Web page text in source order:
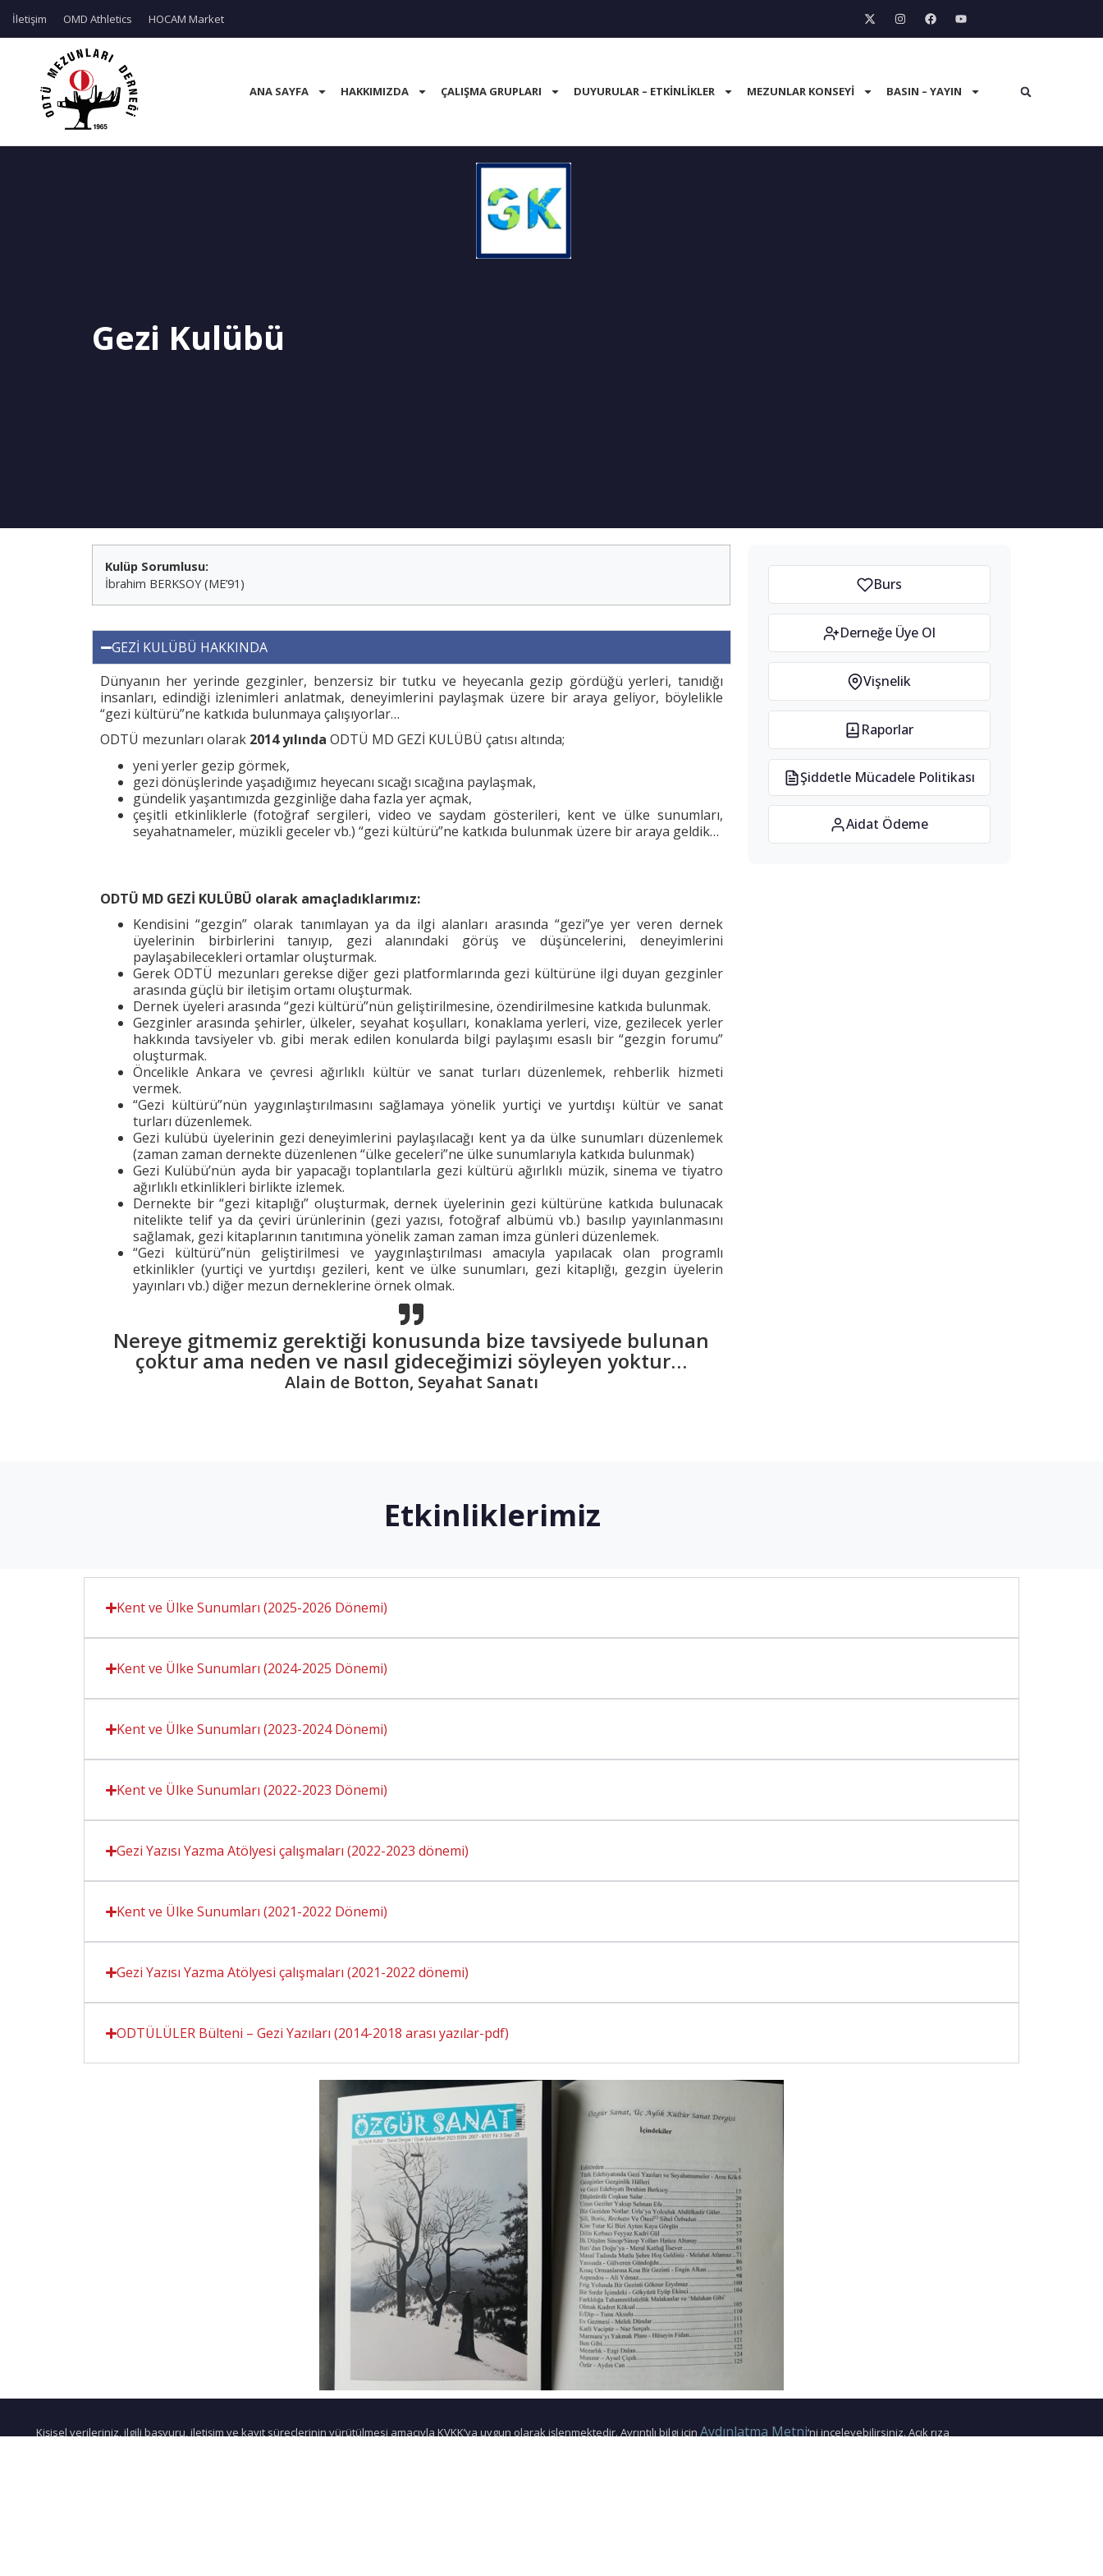
İletişim OMD Athletics HOCAM Market
ANA SAYFA HAKKIMIZDA ÇALIŞMA GRUPLARI DUYURULAR – ETKINLIKLER MEZUNLAR KONSEYI BASIN – YAYIN
Gezi Kulübü
Kulüp Sorumlusu:
İbrahim BERKSOY (ME’91)
GEZİ KULÜBÜ HAKKINDA
Dünyanın her yerinde gezginler, benzersiz bir tutku ve heyecanla gezip gördüğü yerleri, tanıdığı
insanları, edindiği izlenimleri anlatmak, deneyimlerini paylaşmak üzere bir araya geliyor, böylelikle
“gezi kültürü”ne katkıda bulunmaya çalışıyorlar…
ODTÜ mezunları olarak 2014 yılında ODTÜ MD GEZİ KULÜBÜ çatısı altında;
yeni yerler gezip görmek,
gezi dönüşlerinde yaşadığımız heyecanı sıcağı sıcağına paylaşmak,
gündelik yaşantımızda gezginliğe daha fazla yer açmak,
çeşitli etkinliklerle (fotoğraf sergileri, video ve saydam gösterileri, kent ve ülke sunumları,
seyahatnameler, müzikli geceler vb.) “gezi kültürü”ne katkıda bulunmak üzere bir araya geldik…
ODTÜ MD GEZİ KULÜBÜ olarak amaçladıklarımız:
Kendisini “gezgin” olarak tanımlayan ya da ilgi alanları arasında “gezi”ye yer veren dernek
üyelerinin birbirlerini tanıyıp, gezi alanındaki görüş ve düşüncelerini, deneyimlerini
paylaşabilecekleri ortamlar oluşturmak.
Gerek ODTÜ mezunları gerekse diğer gezi platformlarında gezi kültürüne ilgi duyan gezginler
arasında güçlü bir iletişim ortamı oluşturmak.
Dernek üyeleri arasında “gezi kültürü”nün geliştirilmesine, özendirilmesine katkıda bulunmak.
Gezginler arasında şehirler, ülkeler, seyahat koşulları, konaklama yerleri, vize, gezilecek yerler
hakkında tavsiyeler vb. gibi merak edilen konularda bilgi paylaşımı esaslı bir “gezgin forumu”
oluşturmak.
Öncelikle Ankara ve çevresi ağırlıklı kültür ve sanat turları düzenlemek, rehberlik hizmeti
vermek.
“Gezi kültürü”nün yaygınlaştırılmasını sağlamaya yönelik yurtiçi ve yurtdışı kültür ve sanat
turları düzenlemek.
Gezi kulübü üyelerinin gezi deneyimlerini paylaşılacağı kent ya da ülke sunumları düzenlemek
(zaman zaman dernekte düzenlenen “ülke geceleri”ne ülke sunumlarıyla katkıda bulunmak)
Gezi Kulübü’nün ayda bir yapacağı toplantılarla gezi kültürü ağırlıklı müzik, sinema ve tiyatro
ağırlıklı etkinlikleri birlikte izlemek.
Dernekte bir “gezi kitaplığı” oluşturmak, dernek üyelerinin gezi kültürüne katkıda bulunacak
nitelikte telif ya da çeviri ürünlerinin (gezi yazısı, fotoğraf albümü vb.) basılıp yayınlanmasını
sağlamak, gezi kitaplarının tanıtımına yönelik zaman zaman imza günleri düzenlemek.
“Gezi kültürü”nün geliştirilmesi ve yaygınlaştırılması amacıyla yapılacak olan programlı
etkinlikler (yurtiçi ve yurtdışı gezileri, kent ve ülke sunumları, gezi kitaplığı, gezgin üyelerin
yayınları vb.) diğer mezun derneklerine örnek olmak.
Nereye gitmemiz gerektiği konusunda bize tavsiyede bulunan
çoktur ama neden ve nasıl gideceğimizi söyleyen yoktur…
Alain de Botton, Seyahat Sanatı
Burs
Derneğe Üye Ol
Vişnelik
Raporlar
Şiddetle Mücadele Politikası
Aidat Ödeme
Etkinliklerimiz
Kent ve Ülke Sunumları (2025-2026 Dönemi)
Kent ve Ülke Sunumları (2024-2025 Dönemi)
Kent ve Ülke Sunumları (2023-2024 Dönemi)
Kent ve Ülke Sunumları (2022-2023 Dönemi)
Gezi Yazısı Yazma Atölyesi çalışmaları (2022-2023 dönemi)
Kent ve Ülke Sunumları (2021-2022 Dönemi)
Gezi Yazısı Yazma Atölyesi çalışmaları (2021-2022 dönemi)
ODTÜLÜLER Bülteni – Gezi Yazıları (2014-2018 arası yazılar-pdf)
Kişisel verileriniz, ilgili başvuru, iletişim ve kayıt süreçlerinin yürütülmesi amacıyla KVKK’ya uygun olarak işlenmektedir. Ayrıntılı bilgi için Aydınlatma Metni‘ni inceleyebilirsiniz. Açık rıza